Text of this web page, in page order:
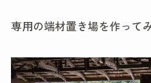
専用の端材置き場を作って